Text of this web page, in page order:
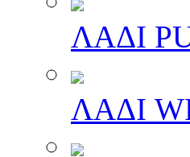
ΛΑΔΙ
ΛΑΔΙ